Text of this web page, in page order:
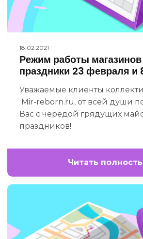
18.02.2021
Режим работы
праздники 23 февраля и
Уважаемые клиенты
Mir-reborn.ru, от всей души
Вас с чередой грядущих
праздников!
Читать